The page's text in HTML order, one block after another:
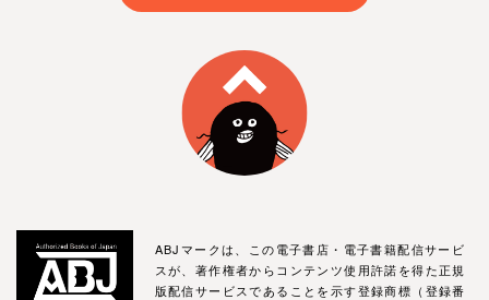
ABJマークは、この電子書店・電子書籍配信サービ
スが、著作権者からコンテンツ使用許諾を得た正規
版配信サービスであることを示す登録商標（登録番